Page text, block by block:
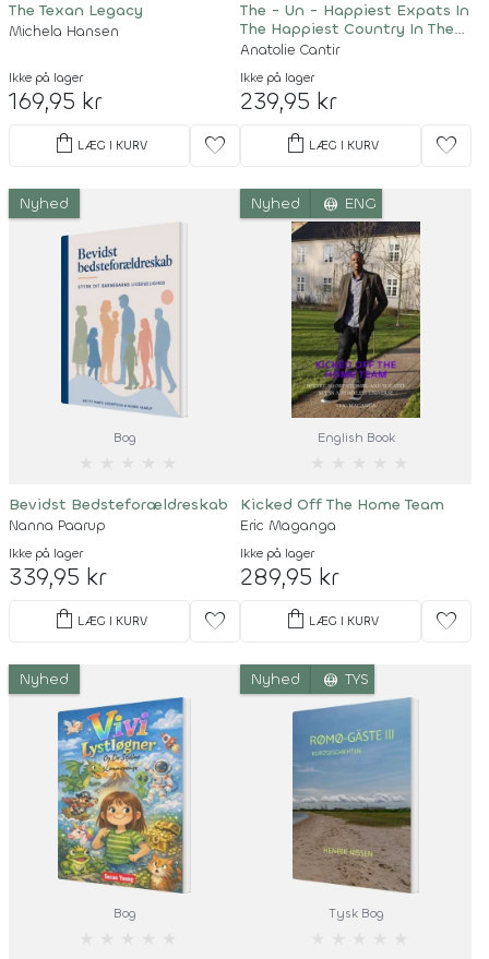
The Texan Legacy
Michela Hansen
Ikke på lager
169,95 kr
shopping_bag LÆG I KURV favorite
The - Un - Happiest Expats In
The Happiest Country In The
World
Anatolie Cantir
Ikke på lager
239,95 kr
shopping_bag LÆG I KURV favorite
Nyhed
Bog
Bevidst Bedsteforældreskab
Nanna Paarup
Ikke på lager
339,95 kr
shopping_bag LÆG I KURV favorite
Nyhed language ENG
English Book
Kicked Off The Home Team
Eric Maganga
Ikke på lager
289,95 kr
shopping_bag LÆG I KURV favorite
Nyhed
Bog
Nyhed language TYS
Tysk Bog